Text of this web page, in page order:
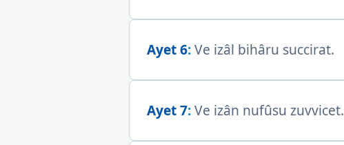
Ayet 6:Ve izâl bihâru succirat.
Ayet 7:Ve izân nufûsu zuvvicet.